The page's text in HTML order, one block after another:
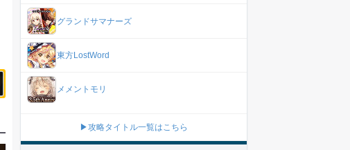
グランドサマナーズ
東方LostWord
メメントモリ
▶攻略タイトル一覧はこちら